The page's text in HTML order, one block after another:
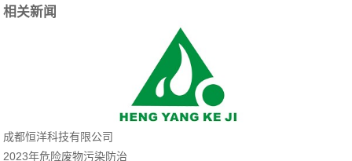
相关新闻
成都恒洋科技有限公司
2023年危险废物污染防治